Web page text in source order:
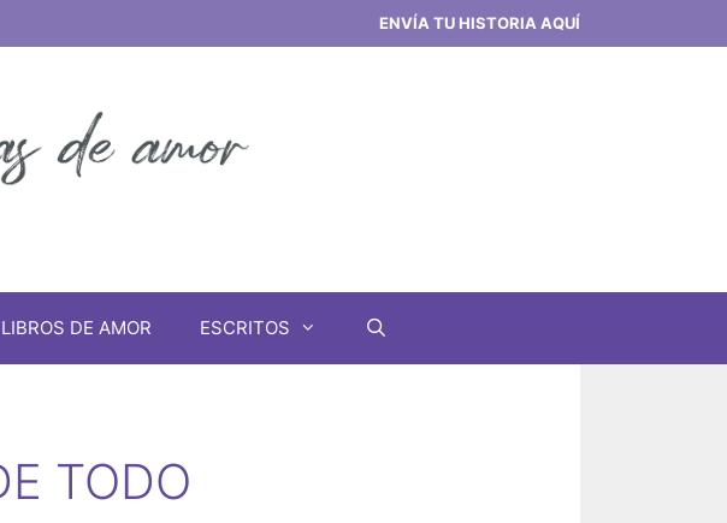
ENVÍA TU HISTORIA AQUÍ
LIBROS DE AMOR ESCRITOS
TODO